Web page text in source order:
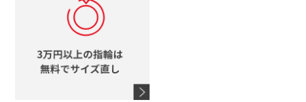
スタージュエリー
ウノアエレ
タグホイヤー